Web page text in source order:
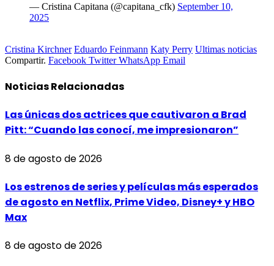
— Cristina Capitana (@capitana_cfk) September 10,
2025
Cristina Kirchner Eduardo Feinmann Katy Perry Ultimas noticias
Compartir. Facebook Twitter WhatsApp Email
NoticiasRelacionadas
Las únicas dos actrices que cautivaron a Brad
Pitt: “Cuando las conocí, me impresionaron”
8 de agosto de 2026
Los estrenos de series y películas más esperados
de agosto en Netflix, Prime Video, Disney+ y HBO
Max
8 de agosto de 2026